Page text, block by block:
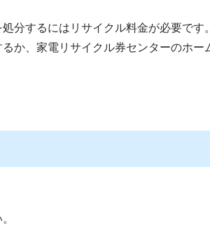
するにはリサイクル料金が必要です。
、家電リサイクル券センターのホー